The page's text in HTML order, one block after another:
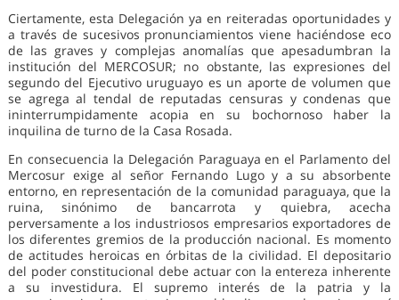
Ciertamente, esta Delegación ya en reiteradas oportunidades y
a través de sucesivos pronunciamientos viene haciéndose eco
de las graves y complejas anomalías que apesadumbran la
institución del MERCOSUR; no obstante, las expresiones del
segundo del Ejecutivo uruguayo es un aporte de volumen que
se agrega al tendal de reputadas censuras y condenas que
ininterrumpidamente acopia en su bochornoso haber la
inquilina de turno de la Casa Rosada.
En consecuencia la Delegación Paraguaya en el Parlamento del
Mercosur exige al señor Fernando Lugo y a su absorbente
entorno, en representación de la comunidad paraguaya, que la
ruina, sinónimo de bancarrota y quiebra, acecha
perversamente a los industriosos empresarios exportadores de
los diferentes gremios de la producción nacional. Es momento
de actitudes heroicas en órbitas de la civilidad. El depositario
del poder constitucional debe actuar con la entereza inherente
a su investidura. El supremo interés de la patria y la